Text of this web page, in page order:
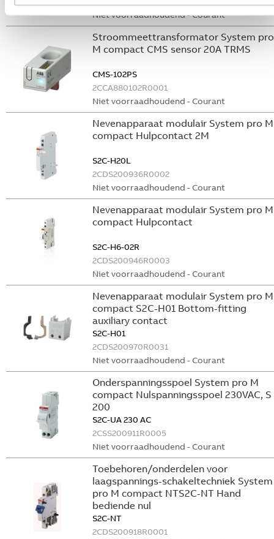
Niet voorraadhoudend - Courant
Stroommeettransformator System pro
M compact CMS sensor 20A TRMS
CMS-102PS
2CCA880102R0001
Niet voorraadhoudend - Courant
Nevenapparaat modulair System pro M
compact Hulpcontact 2M
S2C-H20L
2CDS200936R0002
Niet voorraadhoudend - Courant
Nevenapparaat modulair System pro M
compact Hulpcontact
S2C-H6-02R
2CDS200946R0003
Niet voorraadhoudend - Courant
Nevenapparaat modulair System pro M
compact S2C-H01 Bottom-fitting
auxiliary contact
S2C-H01
2CDS200970R0031
Niet voorraadhoudend - Courant
Onderspanningsspoel System pro M
compact Nulspanningsspoel 230VAC, S
200
S2C-UA 230 AC
2CSS200911R0005
Niet voorraadhoudend - Courant
Toebehoren/onderdelen voor
laagspannings-schakeltechniek System
pro M compact NTS2C-NT Hand
bediende nul
S2C-NT
2CDS200918R0001